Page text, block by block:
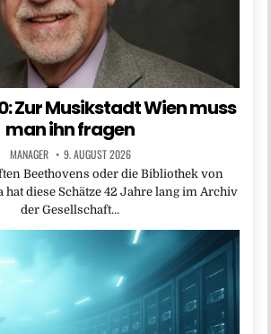
Zur Musikstadt Wien muss
man ihn fragen
MANAGER 9. AUGUST 2026
Beethovens oder die Bibliothek von
hat diese Schätze 42 Jahre lang im Archiv
der Gesellschaft…